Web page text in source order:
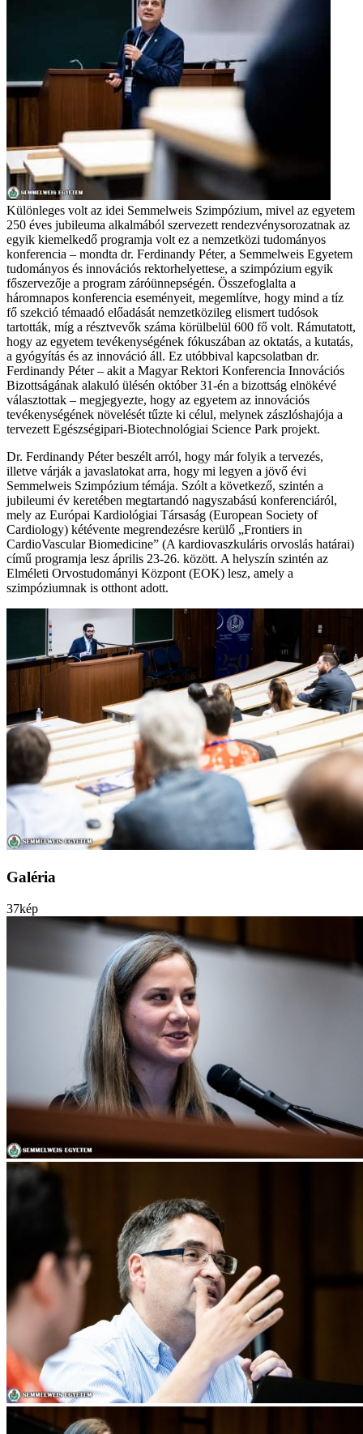
Különleges volt az idei Semmelweis Szimpózium, mivel az egyetem
250 éves jubileuma alkalmából szervezett rendezvénysorozatnak az
egyik kiemelkedő programja volt ez a nemzetközi tudományos
konferencia – mondta dr. Ferdinandy Péter, a Semmelweis Egyetem
tudományos és innovációs rektorhelyettese, a szimpózium egyik
főszervezője a program záróünnepségén. Összefoglalta a
háromnapos konferencia eseményeit, megemlítve, hogy mind a tíz
fő szekció témaadó előadását nemzetközileg elismert tudósok
tartották, míg a résztvevők száma körülbelül 600 fő volt. Rámutatott,
hogy az egyetem tevékenységének fókuszában az oktatás, a kutatás,
a gyógyítás és az innováció áll. Ez utóbbival kapcsolatban dr.
Ferdinandy Péter – akit a Magyar Rektori Konferencia Innovációs
Bizottságának alakuló ülésén október 31-én a bizottság elnökévé
választottak – megjegyezte, hogy az egyetem az innovációs
tevékenységének növelését tűzte ki célul, melynek zászlóshajója a
tervezett Egészségipari-Biotechnológiai Science Park projekt.
Dr. Ferdinandy Péter beszélt arról, hogy már folyik a tervezés,
illetve várják a javaslatokat arra, hogy mi legyen a jövő évi
Semmelweis Szimpózium témája. Szólt a következő, szintén a
jubileumi év keretében megtartandó nagyszabású konferenciáról,
mely az Európai Kardiológiai Társaság (European Society of
Cardiology) kétévente megrendezésre kerülő „Frontiers in
CardioVascular Biomedicine” (A kardiovaszkuláris orvoslás határai)
című programja lesz április 23-26. között. A helyszín szintén az
Elméleti Orvostudományi Központ (EOK) lesz, amely a
szimpóziumnak is otthont adott.
Galéria
37kép